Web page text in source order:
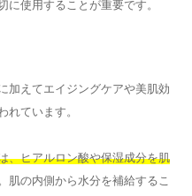
使用することが重要です。
加えてエイジングケアや美肌効
れています。
、ヒアルロン酸や保湿成分を肌
肌の内側から水分を補給するこ